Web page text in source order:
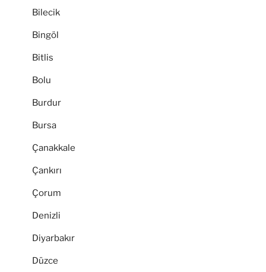
Bilecik
Bingöl
Bitlis
Bolu
Burdur
Bursa
Çanakkale
Çankırı
Çorum
Denizli
Diyarbakır
Düzce